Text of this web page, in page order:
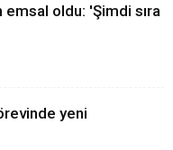
emsal oldu: 'Şimdi sıra
yeni